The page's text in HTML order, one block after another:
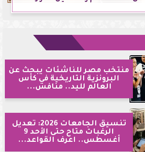
منتخب مصر للناشئات يبحث عن
البرونزية التاريخية في كأس
العالم لليد.. منافس...
تنسيق الجامعات 2026: تعديل
الرغبات متاح حتى الأحد 9
أغسطس.. اعرف القواعد...